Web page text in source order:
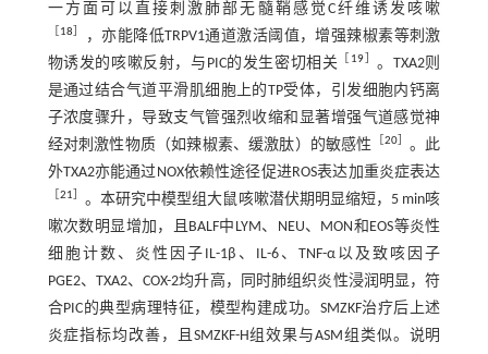
一方面可以直接刺激肺部无髓鞘感觉C纤维诱发咳嗽
18
，亦能降低TRPV1通道激活阈值，增强辣椒素等刺激
物诱发的咳嗽反射，与PIC的发生密切相关
19
。TXA2则
是通过结合气道平滑肌细胞上的TP受体，引发细胞内钙离
子浓度骤升，导致支气管强烈收缩和显著增强气道感觉神
经对刺激性物质（如辣椒素、缓激肽）的敏感性
20］ 。此
外TXA2亦能通过NOX依赖性途径促进ROS表达加重炎症表达
21
。本研究中模型组大鼠咳嗽潜伏期明显缩短，5 min咳
嗽次数明显增加，且BALF中LYM、NEU、MON和EOS等炎性
细胞计数、炎性因子IL-1β、IL-6、TNF-α以及致咳因子
PGE2、TXA2、COX-2均升高，同时肺组织炎性浸润明显，符
合PIC的典型病理特征，模型构建成功。SMZKF治疗后上述
炎症指标均改善，且SMZKF-H组效果与ASM组类似。说明